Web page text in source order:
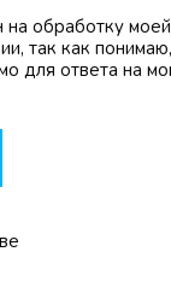
на обработку
так как
для ответа на